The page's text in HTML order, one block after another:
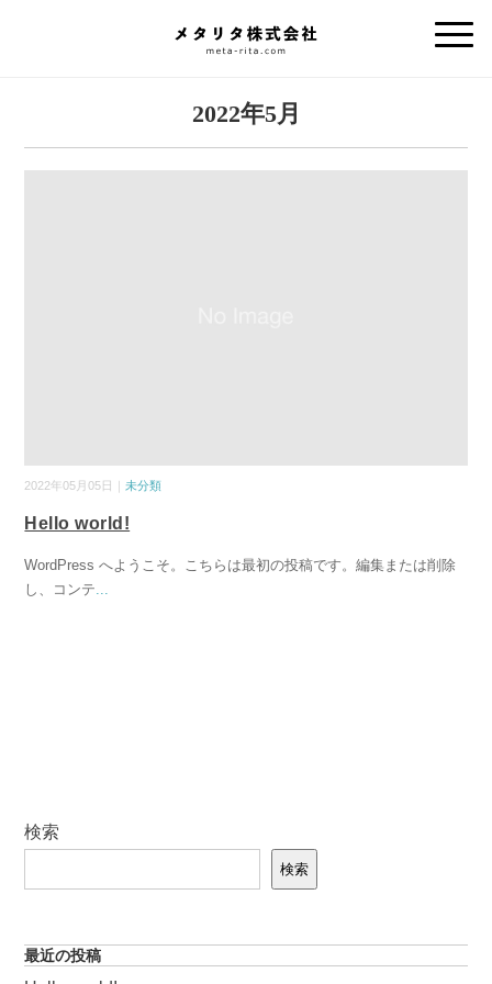
2022年5月
2022年05月05日｜未分類
Hello world!
WordPress へようこそ。こちらは最初の投稿です。編集または削除
し、コンテ
検索
検索
最近の投稿